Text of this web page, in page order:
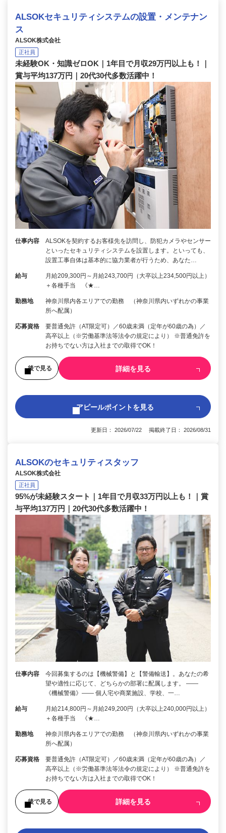
ALSOKセキュリティシステムの設置・メンテナン
ス
ALSOK株式会社
正社員
未経験OK・知識ゼロOK｜1年目で月収29万円以上も！｜
賞与平均137万円｜20代30代多数活躍中！
仕事内容
ALSOKを契約するお客様先を訪問し、防犯カメラやセンサー
といったセキュリティシステムを設置します。といっても、
設置工事自体は基本的に協力業者が行うため、あなた…
給与
月給209,300円～月給243,700円（大卒以上234,500円以上）
＋各種手当 《★…
勤務地
神奈川県内各エリアでの勤務 （神奈川県内いずれかの事業
所へ配属）
応募資格
要普通免許（AT限定可）／60歳未満（定年が60歳の為）／
高卒以上（※労働基準法等法令の規定により） ※普通免許を
お持ちでない方は入社までの取得でOK！
後で見る 詳細を見る
アピールポイントを見る
更新日： 2026/07/22 掲載終了日： 2026/08/31
ALSOKのセキュリティスタッフ
ALSOK株式会社
正社員
95%が未経験スタート｜1年目で月収33万円以上も！｜賞
与平均137万円｜20代30代多数活躍中！
仕事内容
今回募集するのは【機械警備】と【警備輸送】。あなたの希
望や適性に応じて、どちらかの部署に配属します。 ――
《機械警備》―― 個人宅や商業施設、学校、一…
給与
月給214,800円～月給249,200円（大卒以上240,000円以上）
＋各種手当 《★…
勤務地
神奈川県内各エリアでの勤務 （神奈川県内いずれかの事業
所へ配属）
応募資格
要普通免許（AT限定可）／60歳未満（定年が60歳の為）／
高卒以上（※労働基準法等法令の規定により） ※普通免許を
お持ちでない方は入社までの取得でOK！
後で見る 詳細を見る